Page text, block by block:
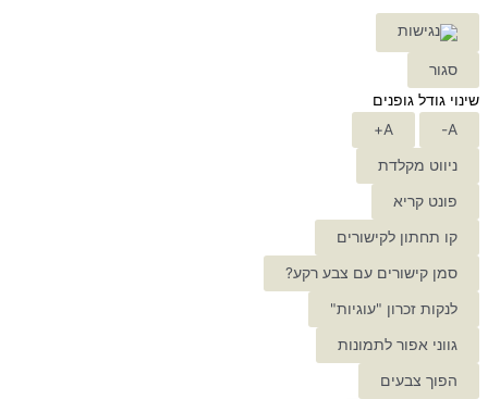
סגור
שינוי גודל גופנים
A-
A+
ניווט מקלדת
פונט קריא
קו תחתון לקישורים
סמן קישורים עם צבע רקע?
לנקות זכרון "עוגיות"
גווני אפור לתמונות
הפוך צבעים